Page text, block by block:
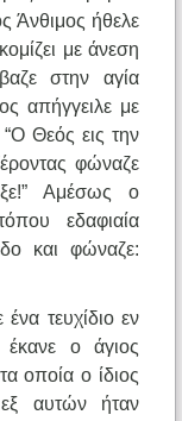
Άνθιμος ήθελε
με άνεση
στην αγία
απήγγειλε με
Θεός εις την
φώναζε
Αμέσως ο
εδαφιαία
και φώναζε:
τευχίδιο εν
ο άγιος
οποία ο ίδιος
αυτών ήταν